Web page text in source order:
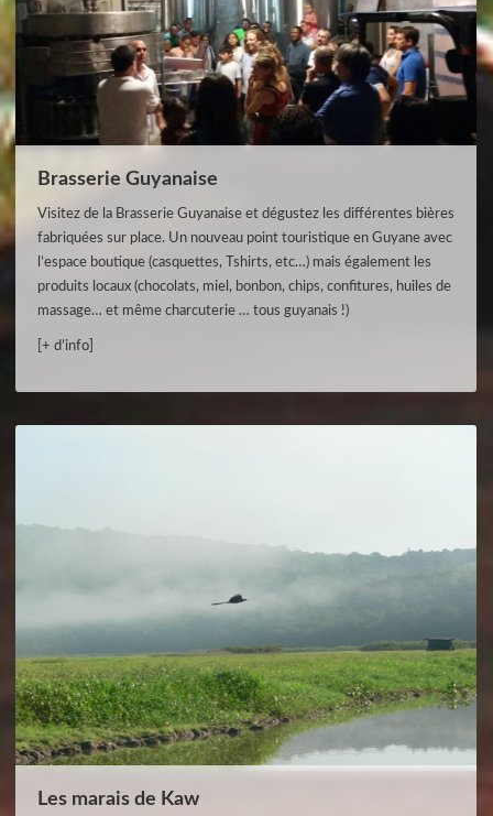
Brasserie Guyanaise
Visitez de la Brasserie Guyanaise et dégustez les différentes bières
fabriquées sur place. Un nouveau point touristique en Guyane avec
l’espace boutique (casquettes, Tshirts, etc…) mais également les
produits locaux (chocolats, miel, bonbon, chips, confitures, huiles de
massage… et même charcuterie … tous guyanais !)
[+ d’info]
Les marais de Kaw